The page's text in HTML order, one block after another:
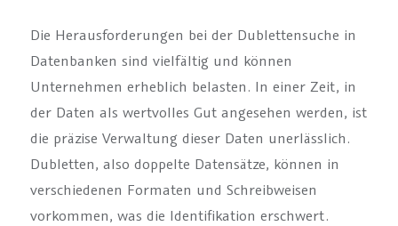
Die Herausforderungen bei der Dublettensuche in
Datenbanken sind vielfältig und können
Unternehmen erheblich belasten. In einer Zeit, in
der Daten als wertvolles Gut angesehen werden, ist
die präzise Verwaltung dieser Daten unerlässlich.
Dubletten, also doppelte Datensätze, können in
verschiedenen Formaten und Schreibweisen
vorkommen, was die Identifikation erschwert.